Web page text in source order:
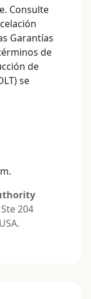
Consulte
Garantías
de
de
se
.
204